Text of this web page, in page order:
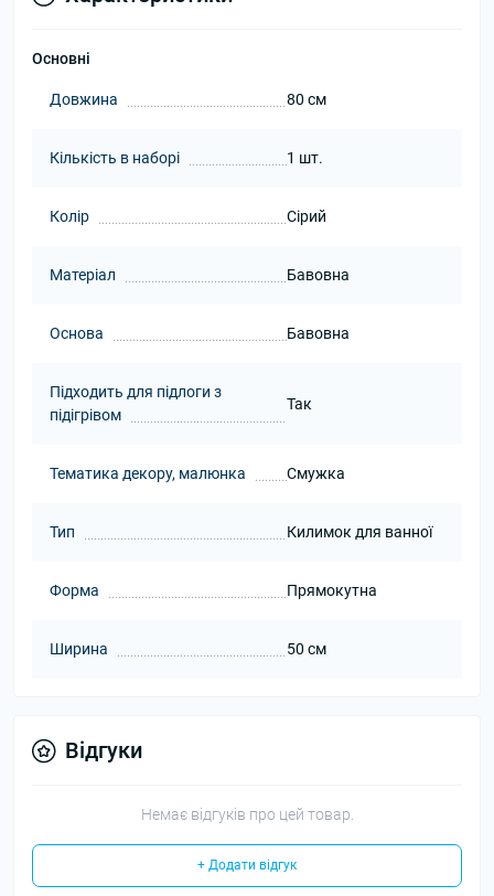
Основні
Довжина 80 см
Кількість в наборі 1 шт.
Колір Сірий
Матеріал Бавовна
Основа Бавовна
Підходить для підлоги з
підігрівом
Так
Тематика декору, малюнка Смужка
Тип Килимок для ванної
Форма Прямокутна
Ширина 50 см
Відгуки
Немає відгуків про цей товар.
+ Додати відгук